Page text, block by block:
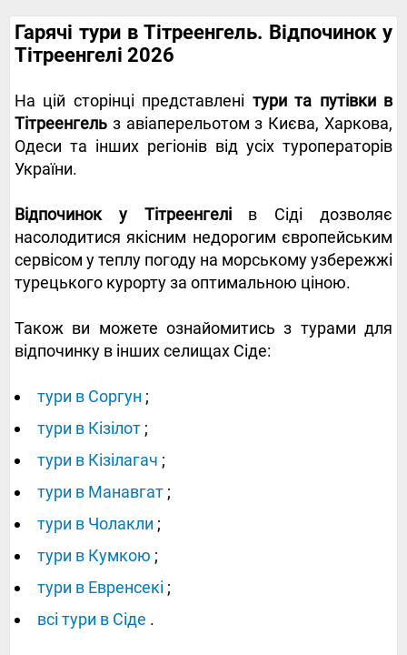
Гарячі тури в Тітреенгель. Відпочинок у
Тітреенгелі 2026
На цій сторінці представлені тури та путівки в
Тітреенгель з авіаперельотом з Києва, Харкова,
Одеси та інших регіонів від усіх туроператорів
України.
Відпочинок у Тітреенгелів Сіді дозволяє
насолодитися якісним недорогим європейським
сервісом у теплу погоду на морському узбережжі
турецького курорту за оптимальною ціною.
Також ви можете ознайомитись з турами для
відпочинку в інших селищах Сіде:
тури в Соргун ;
тури в Кізілот ;
тури в Кізілагач ;
тури в Манавгат ;
тури в Чолакли ;
тури в Кумкою ;
тури в Евренсекі ;
всі тури в Сіде .